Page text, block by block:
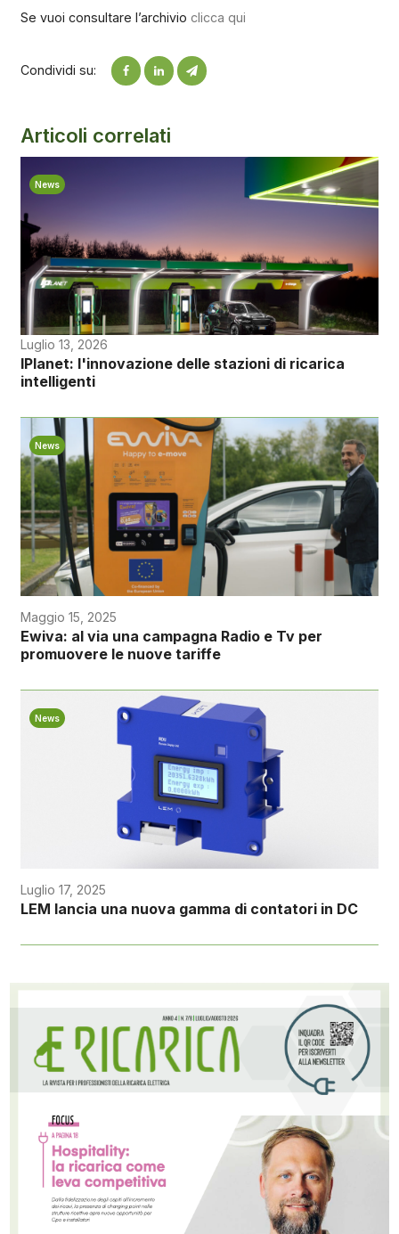
Se vuoi consultare l’archivio clicca qui
Condividi su:
Articoli correlati
News
Luglio 13, 2026
IPlanet: l'innovazione delle stazioni di ricarica
intelligenti
News
Maggio 15, 2025
Ewiva: al via una campagna Radio e Tv per
promuovere le nuove tariffe
News
Luglio 17, 2025
LEM lancia una nuova gamma di contatori in DC